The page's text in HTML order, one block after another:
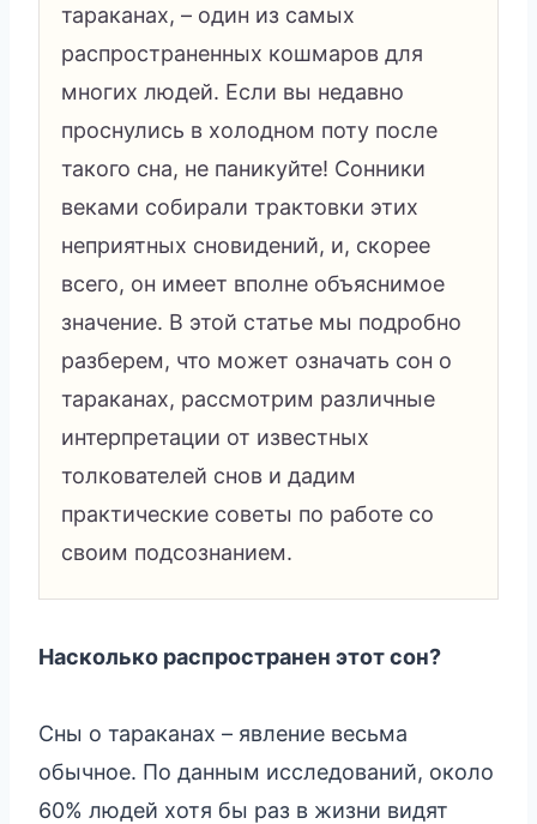
тараканах, – один из самых
распространенных кошмаров для
многих людей. Если вы недавно
проснулись в холодном поту после
такого сна, не паникуйте! Сонники
веками собирали трактовки этих
неприятных сновидений, и, скорее
всего, он имеет вполне объяснимое
значение. В этой статье мы подробно
разберем, что может означать сон о
тараканах, рассмотрим различные
интерпретации от известных
толкователей снов и дадим
практические советы по работе со
своим подсознанием.
Насколько распространен этот сон?
Сны о тараканах – явление весьма
обычное. По данным исследований, около
60% людей хотя бы раз в жизни видят